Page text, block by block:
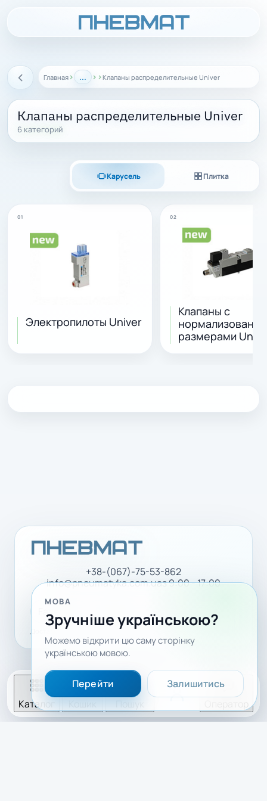
Назад Главная › ... › ›Клапаны распределительные Univer
Клапаны распределительные Univer
6 категорий
Карусель Плитка
01
Электропилоты Univer
02
Клапаны с
размерами
+38-(067)-75-53-862
info@pneumatyka.com.uaз 9:00 - 17:00
Facebook YouTube
Доставка і оплата Політика конфіденційності
Каталог
МОВА
Зручніше українською?
Можемо відкрити цю саму сторінку
українською мовою.
Перейти Залишитись